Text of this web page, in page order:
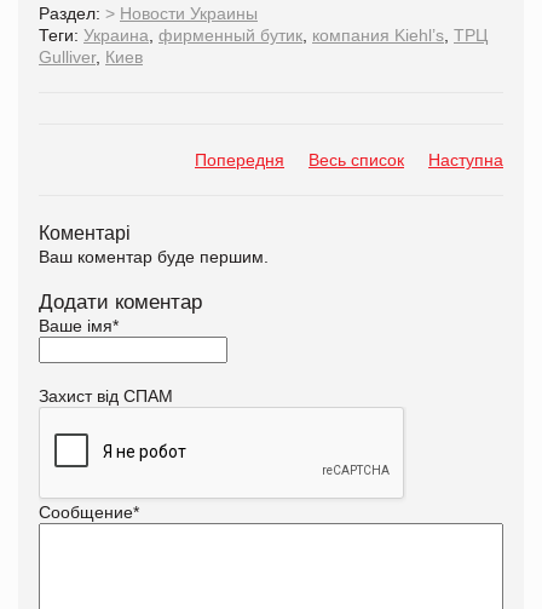
Раздел: > Новости Украины
Теги: Украина фирменный бутик компания Kiehl’s ТРЦ
Gulliver, Киев
Попередня Весь список Наступна
Коментарі
Ваш коментар буде першим.
Додати коментар
Ваше імя*
Захист від СПАМ
Сообщение*